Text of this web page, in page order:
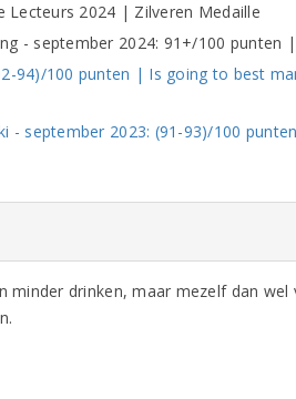
Lecteurs 2024 | Zilveren Medaille
- september 2024: 91+/100 punten
94)/100 punten | Is going to best
- september 2023: (91-93)/100
minder drinken, maar mezelf dan wel